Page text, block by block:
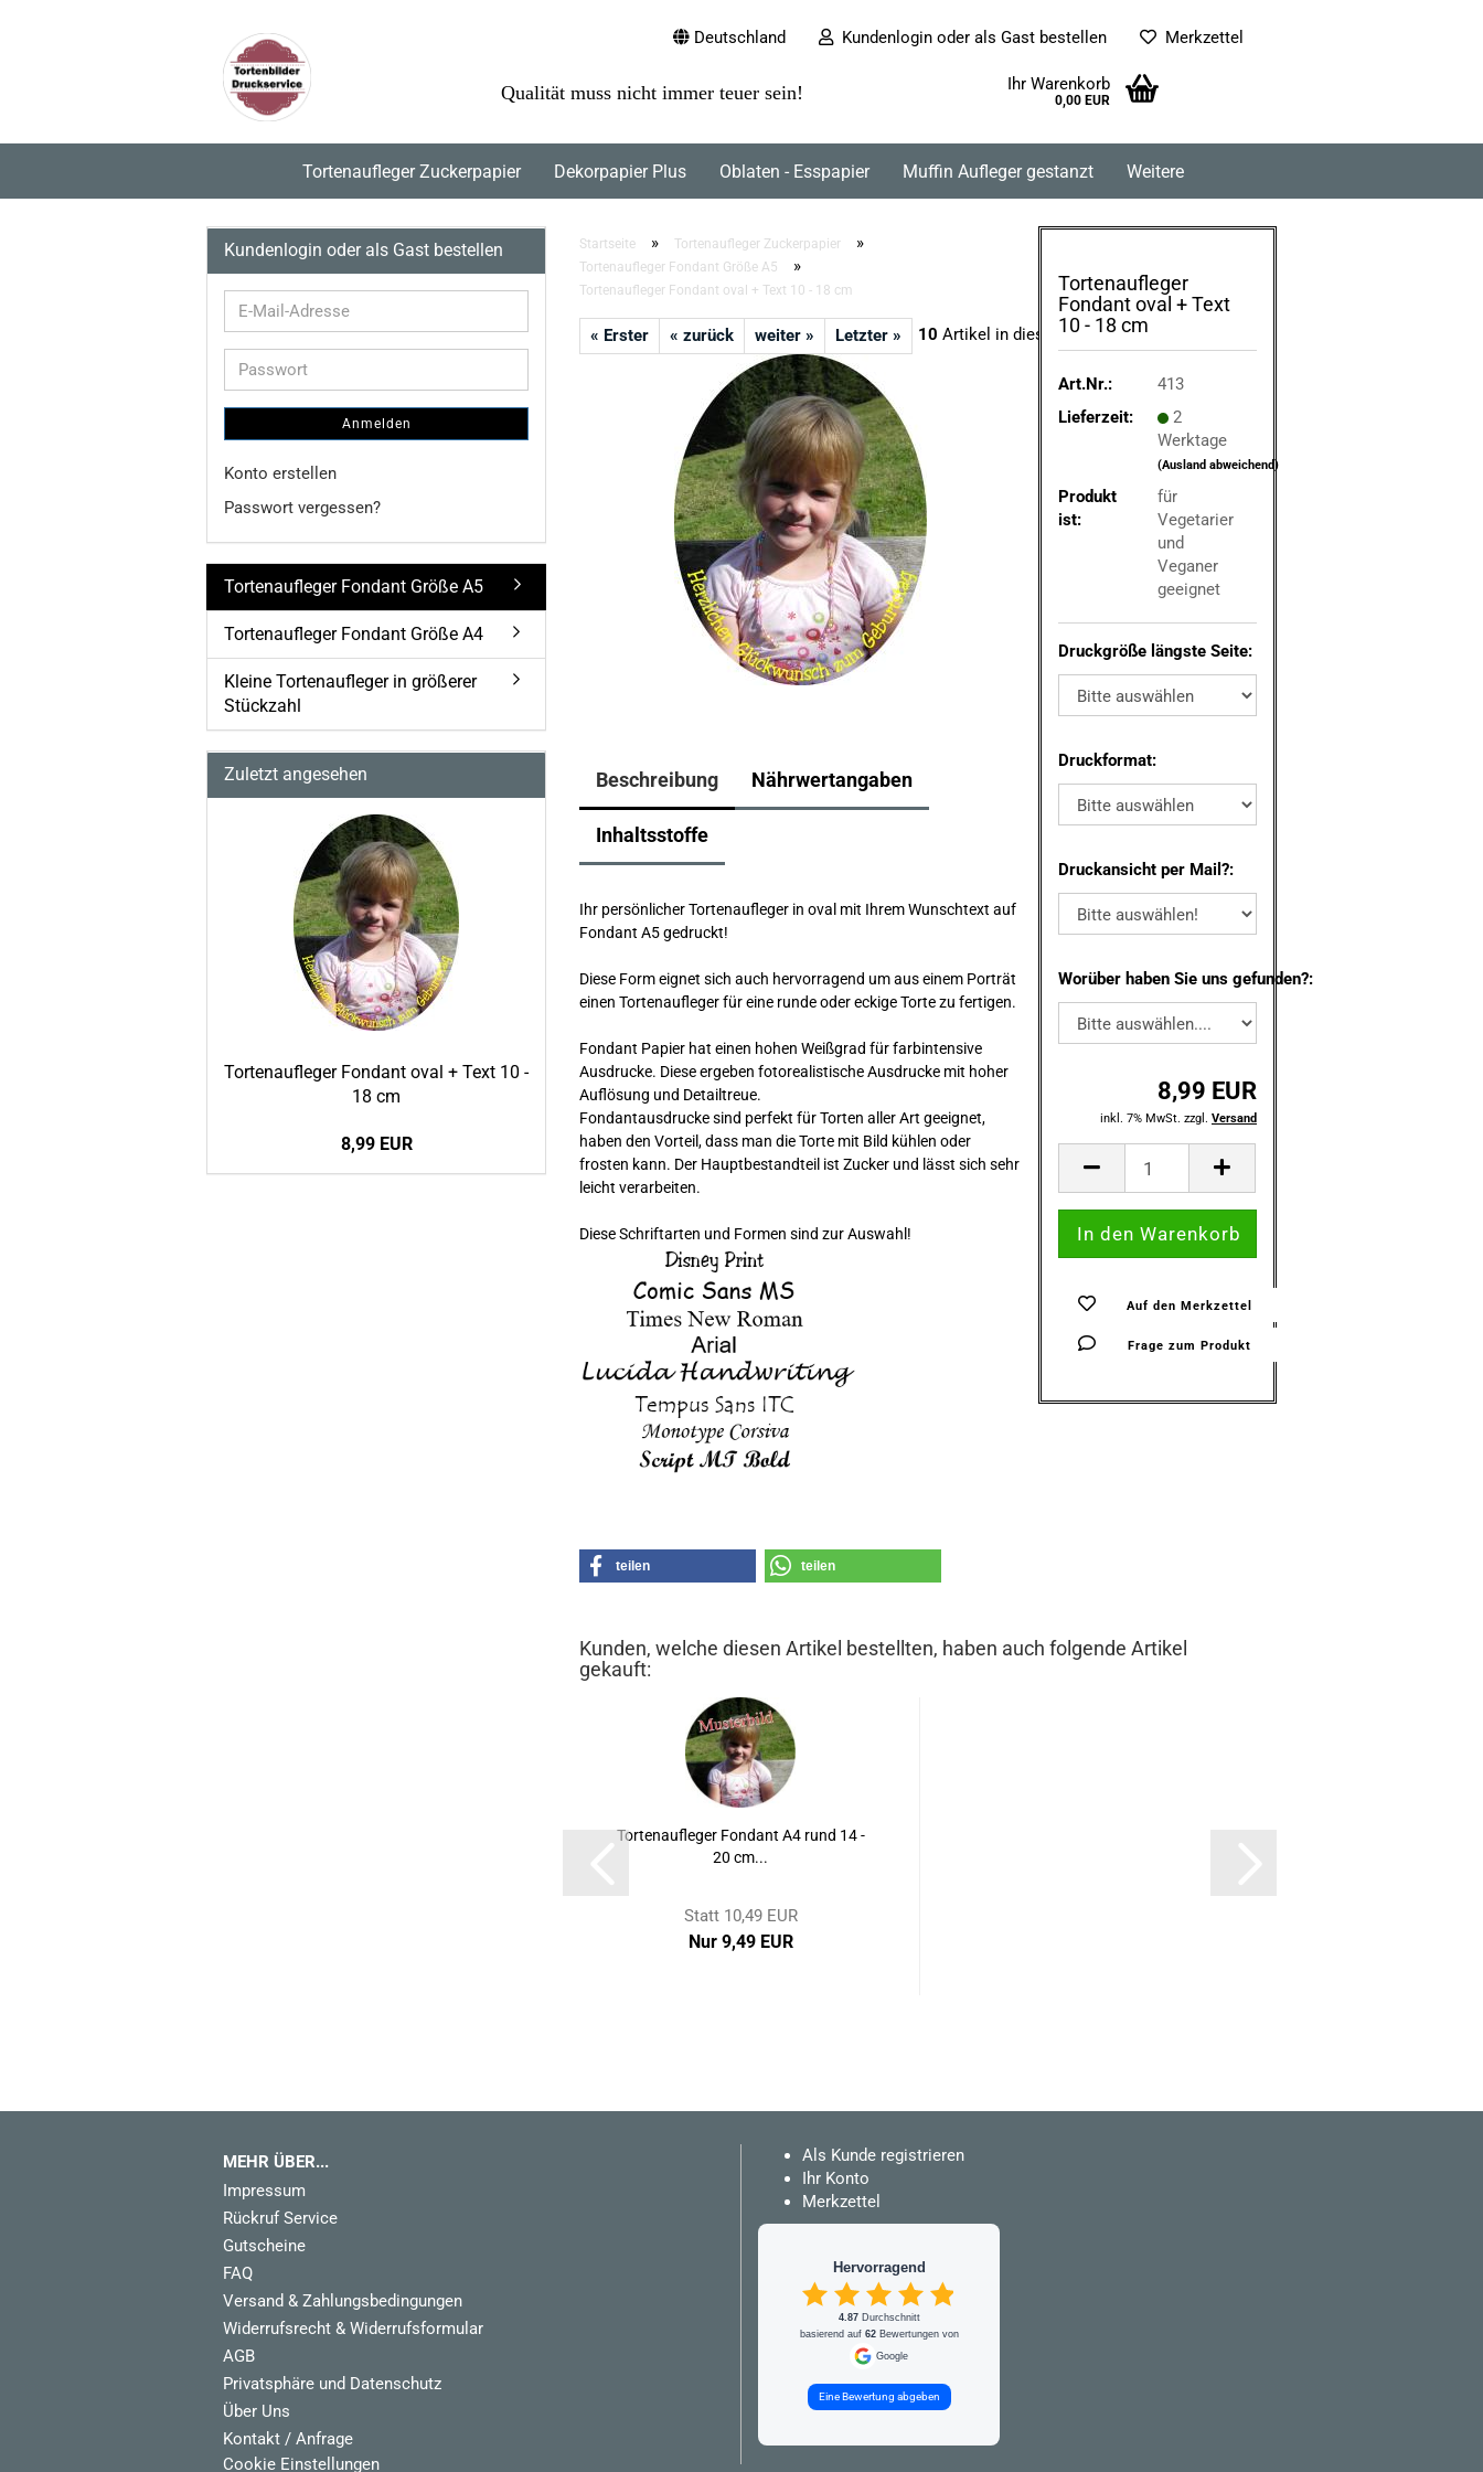
Deutschland Kundenlogin oder als Gast bestellen Merkzettel
Qualität muss nicht immer teuer sein! Ihr Warenkorb
0,00 EUR
Tortenaufleger Zuckerpapier Dekorpapier Plus Oblaten - Esspapier Muffin Aufleger gestanzt Weitere
Startseite » Tortenaufleger Zuckerpapier »
Tortenaufleger Fondant Größe A5 »
Tortenaufleger Fondant oval + Text 10 - 18 cm
« Erster « zurück weiter » Letzter » 10 Artikel in dieser Kategorie
Tortenaufleger
Fondant oval + Text
10 - 18 cm
Art.Nr.:
413
Lieferzeit:
2
Werktage
(Ausland abweichend)
Produkt
ist:
für
Vegetarier
und
Veganer
geeignet
Druckgröße längste Seite:
Druckformat:
Druckansicht per Mail?:
Worüber haben Sie uns gefunden?:
8,99 EUR
inkl. 7% MwSt. zzgl. Versand
Auf den Merkzettel
Frage zum Produkt
Beschreibung Nährwertangaben
Inhaltsstoffe
Ihr persönlicher Tortenaufleger in oval mit Ihrem Wunschtext auf
Fondant A5 gedruckt!
Diese Form eignet sich auch hervorragend um aus einem Porträt
einen Tortenaufleger für eine runde oder eckige Torte zu fertigen.
Fondant Papier hat einen hohen Weißgrad für farbintensive
Ausdrucke. Diese ergeben fotorealistische Ausdrucke mit hoher
Auflösung und Detailtreue.
Fondantausdrucke sind perfekt für Torten aller Art geeignet,
haben den Vorteil, dass man die Torte mit Bild kühlen oder
frosten kann. Der Hauptbestandteil ist Zucker und lässt sich sehr
leicht verarbeiten.
Diese Schriftarten und Formen sind zur Auswahl!
teilen teilen
Kunden, welche diesen Artikel bestellten, haben auch folgende Artikel
gekauft:
Tortenaufleger Fondant A4 rund 14 -
20 cm...
Statt 10,49 EUR
Nur 9,49 EUR
Kundenlogin oder als Gast bestellen
E-
Mail-
Passwort
Anmelden
Konto erstellen
Passwort vergessen?
Tortenaufleger Fondant Größe A5
Tortenaufleger Fondant Größe A4
Kleine Tortenaufleger in größerer
Stückzahl
Zuletzt angesehen
Tortenaufleger Fondant oval + Text 10 -
18 cm
8,99 EUR
MEHR ÜBER...
Impressum
Rückruf Service
Gutscheine
FAQ
Versand & Zahlungsbedingungen
Widerrufsrecht & Widerrufsformular
AGB
Privatsphäre und Datenschutz
Über Uns
Kontakt / Anfrage
Cookie Einstellungen
Als Kunde registrieren
Ihr Konto
Merkzettel
Hervorragend
4.87Durchschnitt
basierend auf 62Bewertungen von
Google
Eine Bewertung abgeben